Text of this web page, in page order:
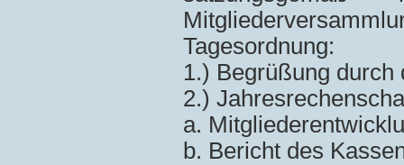
Tagesordnung:
1.) Begrüßung durch
2.)
a.
b. Bericht des